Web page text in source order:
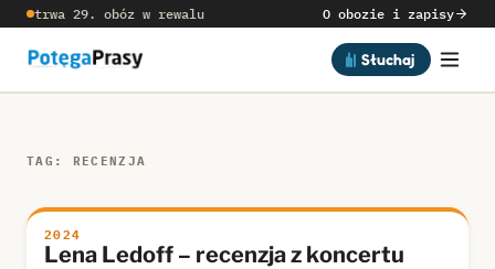
trwa 29. obóz w rewalu O obozie i zapisy
Słuchaj
TAG: RECENZJA
2024
Lena Ledoff – recenzja z koncertu